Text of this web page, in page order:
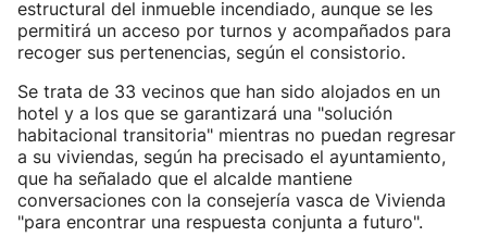
estructural del inmueble incendiado, aunque se les
permitirá un acceso por turnos y acompañados para
recoger sus pertenencias, según el consistorio.
Se trata de 33 vecinos que han sido alojados en un
hotel y a los que se garantizará una "solución
habitacional transitoria" mientras no puedan regresar
a su viviendas, según ha precisado el ayuntamiento,
que ha señalado que el alcalde mantiene
conversaciones con la consejería vasca de Vivienda
"para encontrar una respuesta conjunta a futuro".